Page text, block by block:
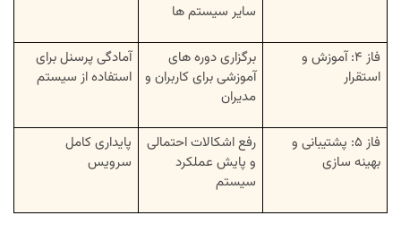
سایر سیستم ها
فاز ۴: آموزش و
استقرار
برگزاری دوره های
آموزشی برای کاربران و
مدیران
آمادگی پرسنل برای
استفاده از سیستم
فاز ۵: پشتیبانی و
بهینه سازی
رفع اشکالات احتمالی
و پایش عملکرد
سیستم
پایداری کامل
سرویس